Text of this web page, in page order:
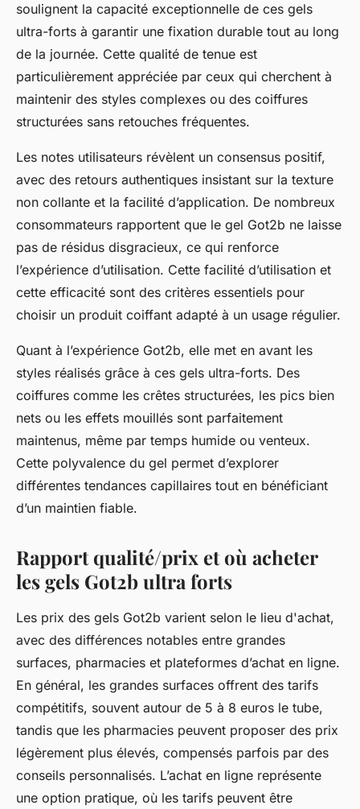
soulignent la capacité exceptionnelle de ces gels
ultra-forts à garantir une fixation durable tout au long
de la journée. Cette qualité de tenue est
particulièrement appréciée par ceux qui cherchent à
maintenir des styles complexes ou des coiffures
structurées sans retouches fréquentes.
Les notes utilisateurs révèlent un consensus positif,
avec des retours authentiques insistant sur la texture
non collante et la facilité d’application. De nombreux
consommateurs rapportent que le gel Got2b ne laisse
pas de résidus disgracieux, ce qui renforce
l’expérience d’utilisation. Cette facilité d’utilisation et
cette efficacité sont des critères essentiels pour
choisir un produit coiffant adapté à un usage régulier.
Quant à l’expérience Got2b, elle met en avant les
styles réalisés grâce à ces gels ultra-forts. Des
coiffures comme les crêtes structurées, les pics bien
nets ou les effets mouillés sont parfaitement
maintenus, même par temps humide ou venteux.
Cette polyvalence du gel permet d’explorer
différentes tendances capillaires tout en bénéficiant
d’un maintien fiable.
Rapport qualité/prix et où acheter
les gels Got2b ultra forts
Les prix des gels Got2b varient selon le lieu d'achat,
avec des différences notables entre grandes
surfaces, pharmacies et plateformes d’achat en ligne.
En général, les grandes surfaces offrent des tarifs
compétitifs, souvent autour de 5 à 8 euros le tube,
tandis que les pharmacies peuvent proposer des prix
légèrement plus élevés, compensés parfois par des
conseils personnalisés. L’achat en ligne représente
une option pratique, où les tarifs peuvent être